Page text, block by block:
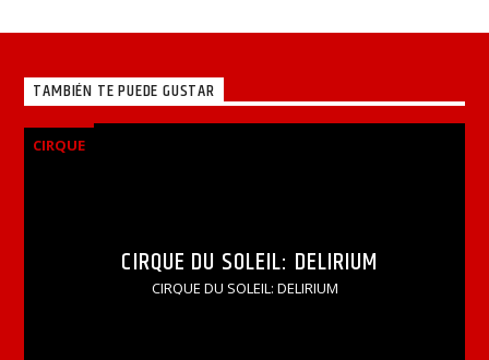
TAMBIÉN TE PUEDE GUSTAR
CIRQUE
CIRQUE DU SOLEIL: DELIRIUM
CIRQUE DU SOLEIL: DELIRIUM